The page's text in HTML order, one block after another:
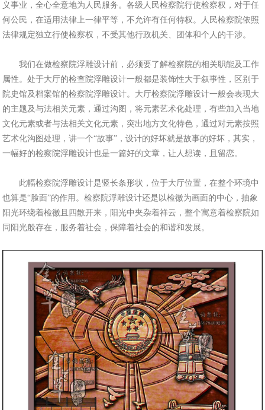
义事业，全心全意地为人民服务。各级人民检察院行使检察权，对于任
何公民，在适用法律上一律平等，不允许有任何特权。人民检察院依照
法律规定独立行使检察权，不受其他行政机关、团体和个人的干涉。
我们在做检察院浮雕设计前，必须要了解检察院的相关职能及工作
属性。处于大厅的检查院浮雕设计一般都是装饰性大于叙事性，区别于
院史馆及档案馆的检察院浮雕设计。大厅检察院浮雕设计一般会表现大
的主题及与法相关元素，通过沟图，将元素艺术化处理，有些加入当地
文化元素或者与法相关文化元素，突出地方文化特色，通过对元素按照
艺术化沟图处理，讲一个“故事”，设计的好坏就是故事的好坏，其实，
一幅好的检察院浮雕设计也是一篇好的文章，让人想读，且留恋。
此幅检察院浮雕设计是竖长条形状，位于大厅位置，在整个环境中
也算是“脸面”的作用。检察院浮雕设计还是以检徽为画面的中心，抽象
阳光环绕着检徽且四散开来，阳光中夹杂着祥云，整个寓意着检察院如
同阳光般存在，服务着社会，保障着社会的和谐和发展。